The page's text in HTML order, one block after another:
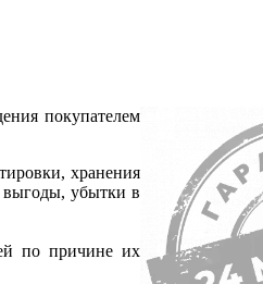
покупателем
хранения
выгоды, убытки в
по причине их